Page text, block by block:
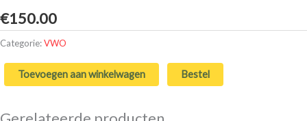
€150.00
Categorie:VWO
Toevoegen aan winkelwagen Bestel